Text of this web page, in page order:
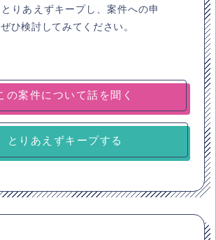
りあえずキープし、案件への申
ひ検討してみてください。
とりあえずキープする